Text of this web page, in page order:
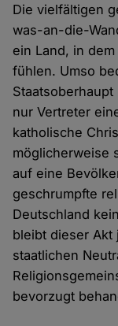
Die vielfältigen
was-an-die-
ein Land, in
fühlen. Umso
nur Vertreter
katholische
möglicherweise
auf eine
geschrumpfte
Deutschland
bleibt dieser Akt
staatlichen
bevorzugt